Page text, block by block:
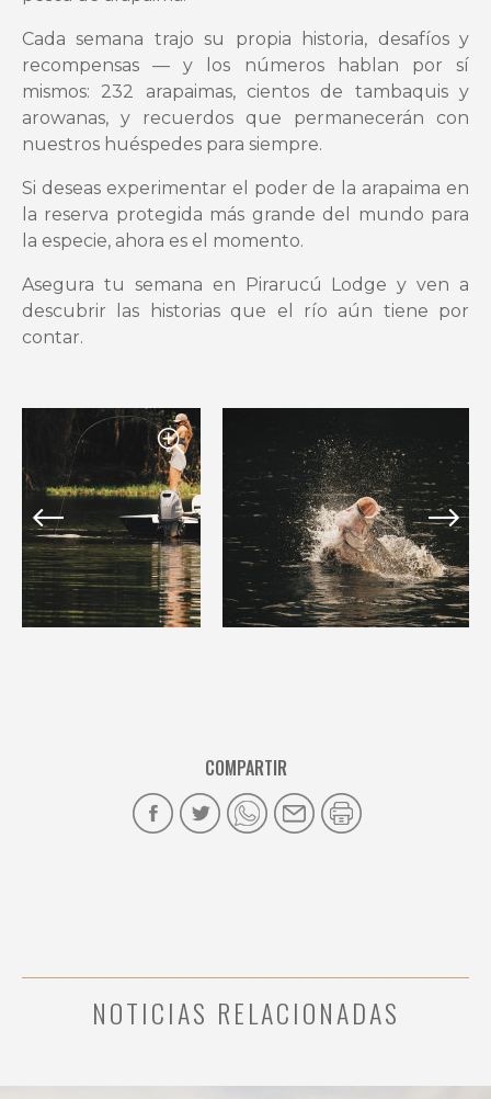
Cada semana trajo su propia historia, desafíos y
recompensas — y los números hablan por sí
mismos: 232 arapaimas, cientos de tambaquis y
arowanas, y recuerdos que permanecerán con
nuestros huéspedes para siempre.
Si deseas experimentar el poder de la arapaima en
la reserva protegida más grande del mundo para
la especie, ahora es el momento.
Asegura tu semana en Pirarucú Lodge y ven a
descubrir las historias que el río aún tiene por
contar.
COMPARTIR
NOTICIAS RELACIONADAS